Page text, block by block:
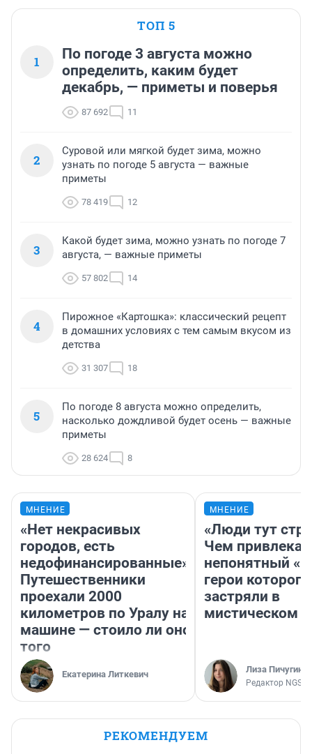
ТОП 5
1
По погоде 3 августа можно
определить, каким будет
декабрь, — приметы и поверья
87 692 11
2
Суровой или мягкой будет зима, можно
узнать по погоде 5 августа — важные
приметы
78 419 12
3
Какой будет зима, можно узнать по погоде 7
августа, — важные приметы
57 802 14
4
Пирожное «Картошка»: классический рецепт
в домашних условиях с тем самым вкусом из
детства
31 307 18
5
По погоде 8 августа можно определить,
насколько дождливой будет осень — важные
приметы
28 624 8
МНЕНИЕ
«Нет некрасивых
городов, есть
недофинансированные».
Путешественники
проехали 2000
километров по Уралу на
машине — стоило ли оно
того
Екатерина Литкевич
МНЕНИЕ
«Люди тут
Чем
непонятный
герои которого
застряли в
мистическом
Лиза Пичугина
Редактор
РЕКОМЕНДУЕМ